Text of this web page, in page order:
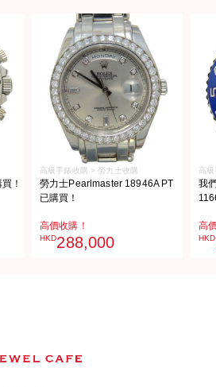
！
高級手錶收購 > 勞力士收購
勞力士Pearlmaster 18946A PT
已購買！
高價收購！
HKD288,000
高
我
高
HKD